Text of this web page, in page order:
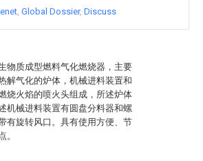
物质成型燃料气化燃烧器，主要
解气化的炉体，机械进料装置和
烧火焰的喷火头组成，所述炉体
机械进料装置有圆盘分料器和螺
有旋转风口。具有使用方便、节
。
Global Dossier Discuss